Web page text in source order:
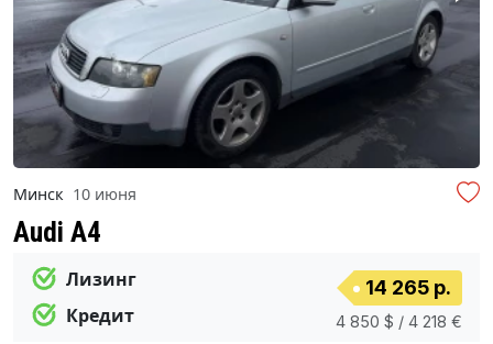
Минск 10 июня
Audi A4
Лизинг
Кредит
14 265 р.
4 850 $ / 4 218 €